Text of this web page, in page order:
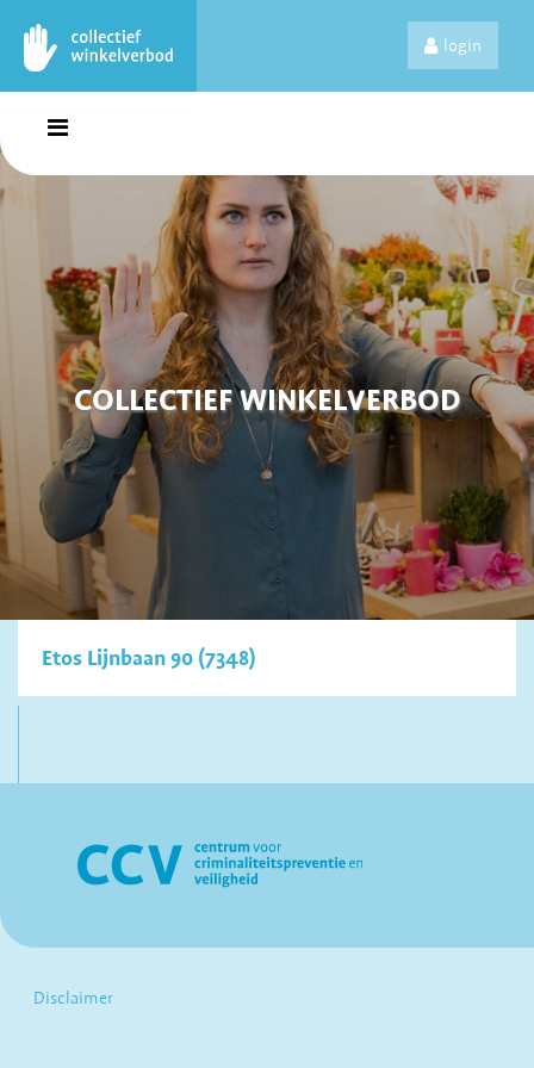
login
COLLECTIEF WINKELVERBOD
Etos Lijnbaan 90 (7348)
Disclaimer